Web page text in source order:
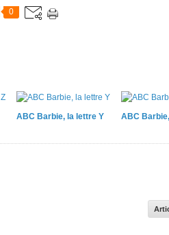
0
ABC Barbie, la lettre Y ABC